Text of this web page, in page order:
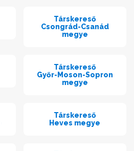
Társkereső
Csongrád-Csanád
megye
Társkereső
Győr-Moson-Sopron
megye
Társkereső
Heves megye